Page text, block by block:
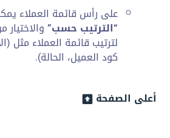
على رأس قائمة العملاء
“الترتيب حسب”
لترتيب قائمة العملاء مثل
كود العميل، الحالة).
أعلى الصفحة